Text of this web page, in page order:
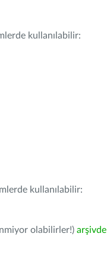
kullanılabilir:
kullanılabilir:
olabilirler!) arşivde